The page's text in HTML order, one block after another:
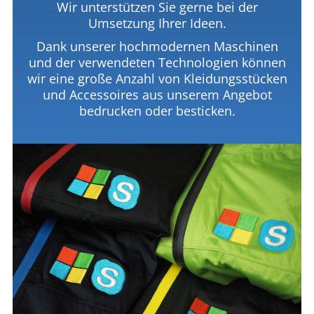
Wir unterstützen Sie gerne bei der
Umsetzung Ihrer Ideen.
Dank unserer hochmodernen Maschinen
und der verwendeten Technologien können
wir eine große Anzahl von Kleidungsstücken
und Accessoires aus unserem Angebot
bedrucken oder besticken.